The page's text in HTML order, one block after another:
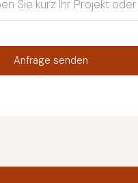
Anfrage senden